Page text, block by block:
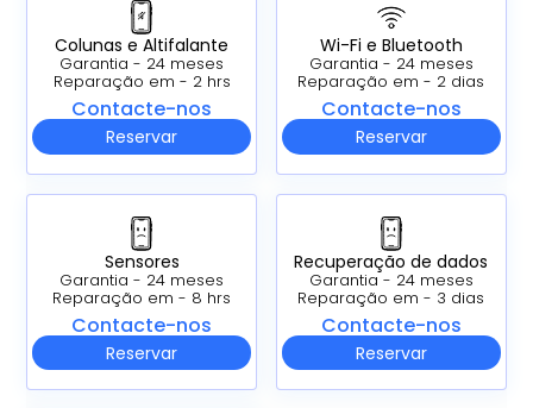
Colunas e Altifalante
Garantia - 24 meses
Reparação em - 2 hrs
Contacte-nos
Reservar
Wi-Fi e Bluetooth
Garantia - 24 meses
Reparação em - 2 dias
Contacte-nos
Reservar
Sensores
Garantia - 24 meses
Reparação em - 8 hrs
Contacte-nos
Reservar
Recuperação de dados
Garantia - 24 meses
Reparação em - 3 dias
Contacte-nos
Reservar